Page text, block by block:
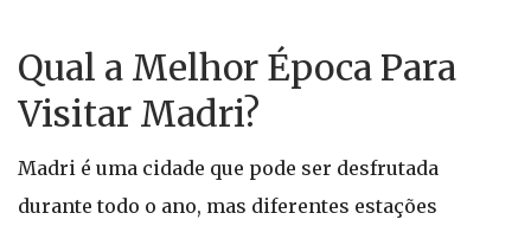
Qual a Melhor Época Para
Visitar Madri?
Madri é uma cidade que pode ser desfrutada
durante todo o ano, mas diferentes estações